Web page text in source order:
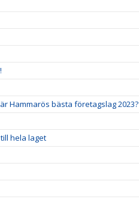
Hammarös bästa företagslag 2023?
hela laget